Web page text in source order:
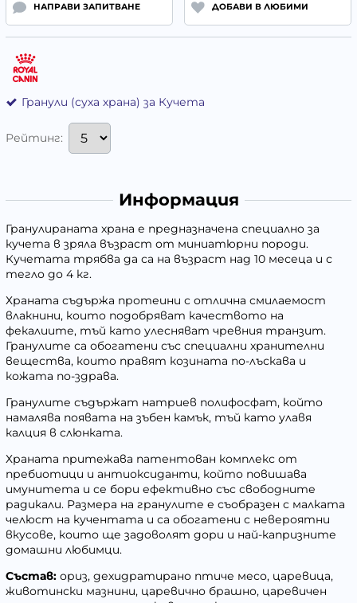
НАПРАВИ ЗАПИТВАНЕ ДОБАВИ В ЛЮБИМИ
Гранули (суха храна) за Кучета
Рейтинг:
Информация
Гранулираната храна е предназначена специално за
кучета в зряла възраст от миниатюрни породи.
Кучетата трябва да са на възраст над 10 месеца и с
тегло до 4 кг.
Храната съдържа протеини с отлична смилаемост
влакнини, които подобряват качеството на
фекалиите, тъй като улесняват чревния транзит.
Гранулите са обогатени със специални хранителни
вещества, които правят козината по-лъскава и
кожата по-здрава.
Гранулите съдържат натриев полифосфат, който
намалява появата на зъбен камък, тъй като улавя
калция в слюнката.
Храната притежава патентован комплекс от
пребиотици и антиоксиданти, който повишава
имунитета и се бори ефективно със свободните
радикали. Размера на гранулите е съобразен с малката
челюст на кучентата и са обогатени с невероятни
вкусове, които ще задоволят дори и най-капризните
домашни любимци.
Състав: ориз, дехидратирано птиче месо, царевица,
животински мазнини, царевично брашно, царевичен